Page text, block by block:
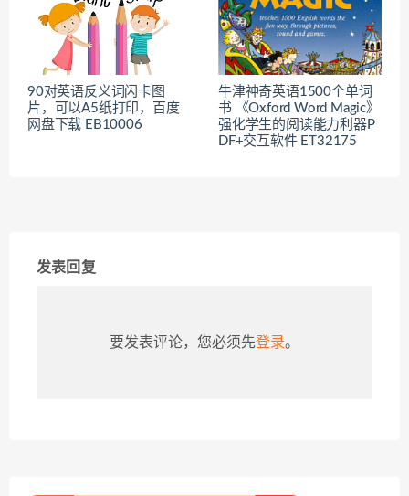
90对英语反义词闪卡图
片，可以A5纸打印，百度
网盘下载 EB10006
牛津神奇英语1500个单词
书 《Oxford Word Magic》
强化学生的阅读能力利器P
DF+交互软件 ET32175
发表回复
要发表评论，您必须先登录。